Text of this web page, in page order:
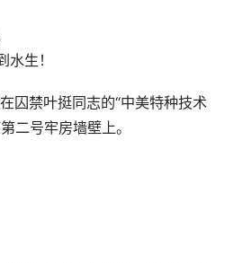
生！
囚禁叶挺同志的“中美特种技术
二号牢房墙壁上。